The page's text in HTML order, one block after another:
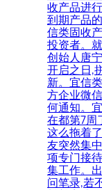
收产品进
到期产品
信类固收
投资者。
创始人唐
开启之日,
新。宜信
方企业微
何通知。
在都第7周
这么拖着
友突然集
项专门接
集工作。
问笔录,若